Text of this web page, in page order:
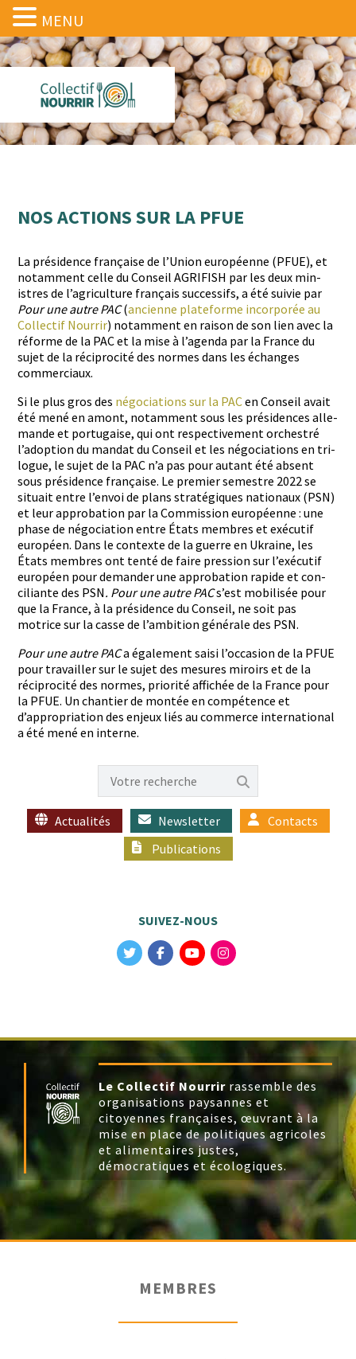
NOS ACTIONS SUR LA PFUE
La prési­dence française de l’Union européenne (PFUE), et
notam­ment celle du Con­seil AGRIFISH par les deux min­
istres de l’agriculture français suc­ces­sifs, a été suiv­ie par
Pour une autre PAC(anci­enne plate­forme incor­porée au
Col­lec­tif Nour­rir) notam­ment en rai­son de son lien avec la
réforme de la PAC et la mise à l’agenda par la France du
sujet de la réciproc­ité des normes dans les échanges
commerciaux.
Si le plus gros des négo­ci­a­tions sur la PACen Con­seil avait
été mené en amont, notam­ment sous les prési­dences alle­
mande et por­tu­gaise, qui ont respec­tive­ment orchestré
l’adoption du man­dat du Con­seil et les négo­ci­a­tions en tri­
logue, le sujet de la PAC n’a pas pour autant été absent
sous prési­dence française. Le pre­mier semes­tre 2022 se
situ­ait entre l’envoi de plans stratégiques nationaux (PSN)
et leur appro­ba­tion par la Com­mis­sion européenne : une
phase de négo­ci­a­tion entre États mem­bres et exé­cu­tif
européen. Dans le con­texte de la guerre en Ukraine, les
États mem­bres ont ten­té de faire pres­sion sur l’exécutif
européen pour deman­der une appro­ba­tion rapi­de et con­
ciliante des PSN. Pour une autre PACs’est mobil­isée pour
que la France, à la prési­dence du Con­seil, ne soit pas
motrice sur la casse de l’ambition générale des PSN.
Pour une autre PACa égale­ment saisi l’occasion de la PFUE
pour tra­vailler sur le sujet des mesures miroirs et de la
réciproc­ité des normes, pri­or­ité affichée de la France pour
la PFUE. Un chantier de mon­tée en com­pé­tence et
d’appropriation des enjeux liés au com­merce inter­na­tion­al
a été mené en interne.
Actualités Newsletter
Contacts
Publications
SUIVEZ-NOUS
Le Collectif Nourrir rassemble des
organisations paysannes et
citoyennes françaises, œuvrant à la
mise en place de politiques agricoles
et alimentaires justes,
démocratiques et écologiques.
MEMBRES
MENU